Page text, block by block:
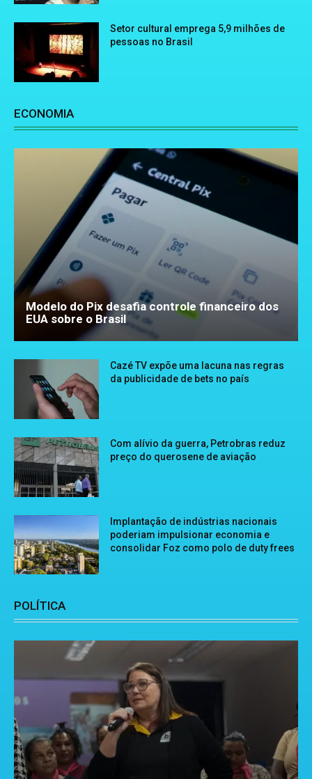
Setor cultural emprega 5,9 milhões de
pessoas no Brasil
ECONOMIA
Modelo do Pix desafia controle financeiro dos
EUA sobre o Brasil
Cazé TV expõe uma lacuna nas regras
da publicidade de bets no país
Com alívio da guerra, Petrobras reduz
preço do querosene de aviação
Implantação de indústrias nacionais
poderiam impulsionar economia e
consolidar Foz como polo de duty frees
POLÍTICA